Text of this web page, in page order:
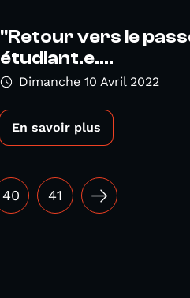
"Retour vers le
étudiant.e....
Dimanche 10 Avril 2022
En savoir plus
40 41